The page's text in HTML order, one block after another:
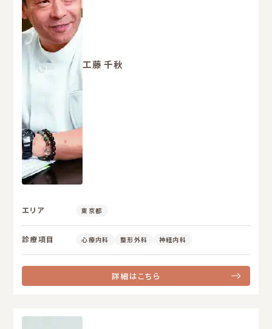
工藤 千秋
エリア 東京都
診療項目 心療内科 整形外科 神経内科
詳細はこちら